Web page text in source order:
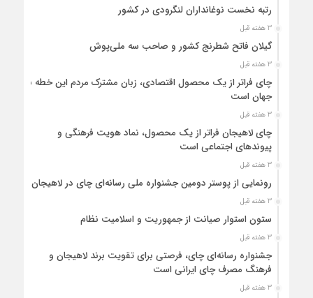
رتبه نخست نوغانداران لنگرودی در کشور
3 هفته قبل
گیلان فاتح شطرنج کشور و صاحب سه ملی‌پوش
3 هفته قبل
چای فراتر از یک محصول اقتصادی، زبان مشترک مردم این خطه با
جهان است
3 هفته قبل
چای لاهیجان فراتر از یک محصول، نماد هویت فرهنگی و
پیوندهای اجتماعی است
3 هفته قبل
رونمایی از پوستر دومین جشنواره ملی رسانه‌ای چای در لاهیجان
3 هفته قبل
ستون استوار صیانت از جمهوریت و اسلامیت نظام
3 هفته قبل
جشنواره رسانه‌ای چای، فرصتی برای تقویت برند لاهیجان و
فرهنگ مصرف چای ایرانی است
3 هفته قبل